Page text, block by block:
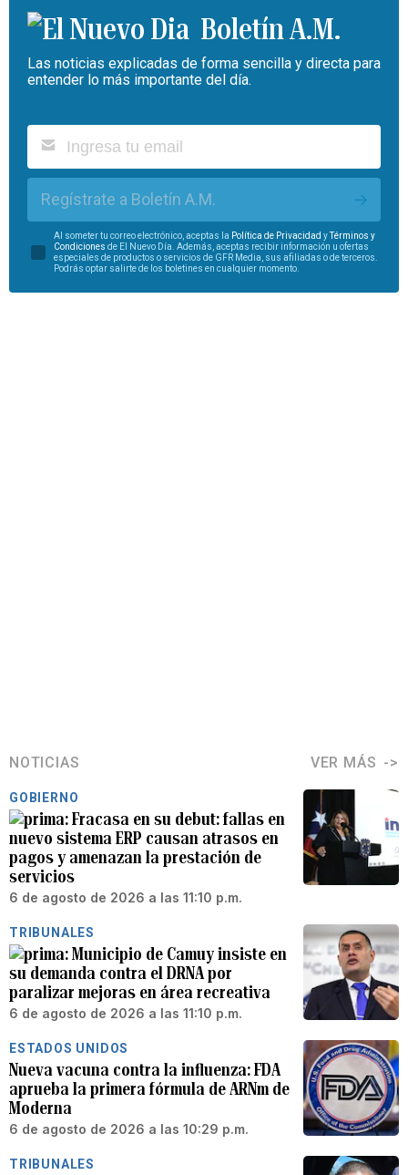
Boletín A.M.
Las noticias explicadas de forma sencilla y directa para
entender lo más importante del día.
Regístrate a Boletín A.M.
Al someter tu correo electrónico, aceptas la Política de Privacidad yTérminos y
Condiciones de El Nuevo Día. Además, aceptas recibir información u ofertas
especiales de productos o servicios de GFR Media, sus afiliadas o de terceros.
Podrás optar salirte de los boletines en cualquier momento.
NOTICIAS VER MÁS
GOBIERNO
Fracasa en su debut: fallas en
nuevo sistema ERP causan atrasos en
pagos y amenazan la prestación de
servicios
6 de agosto de 2026 a las 11:10 p.m.
TRIBUNALES
Municipio de Camuy insiste en
su demanda contra el DRNA por
paralizar mejoras en área recreativa
6 de agosto de 2026 a las 11:10 p.m.
ESTADOS UNIDOS
Nueva vacuna contra la influenza: FDA
aprueba la primera fórmula de ARNm de
Moderna
6 de agosto de 2026 a las 10:29 p.m.
TRIBUNALES